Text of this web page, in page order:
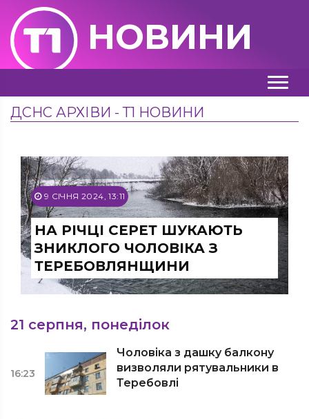
НОВИНИ
ДСНС АРХІВИ - Т1 НОВИНИ
9 СІЧНЯ 2024, 13:11
НА РІЧЦІ СЕРЕТ ШУКАЮТЬ
ЗНИКЛОГО ЧОЛОВІКА З
ТЕРЕБОВЛЯНЩИНИ
21 серпня, понеділок
16:23
Чоловіка з дашку балкону
визволяли рятувальники в
Теребовлі